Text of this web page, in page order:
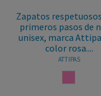
Zapatos
primeros pasos de
unisex, marca
color rosa....
ATTIPAS